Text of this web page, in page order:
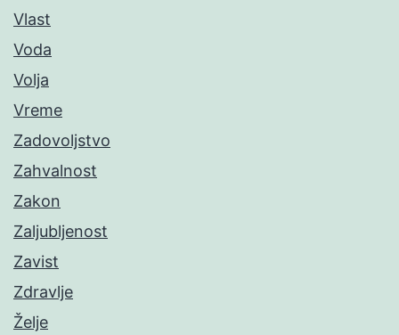
Vlast
Voda
Volja
Vreme
Zadovoljstvo
Zahvalnost
Zakon
Zaljubljenost
Zavist
Zdravlje
Želje